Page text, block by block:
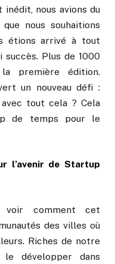
nous avions du
nous souhaitions
étions arrivé à tout
succès. Plus de 1000
première édition.
un nouveau défi :
tout cela ? Cela
de temps pour le
l’avenir de Startup
voir comment cet
des villes où
Riches de notre
le développer dans